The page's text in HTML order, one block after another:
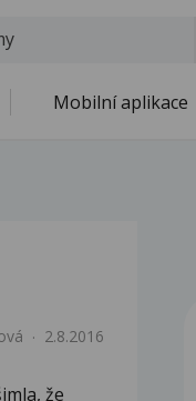
Mobilní aplikace
2.8.2016
že